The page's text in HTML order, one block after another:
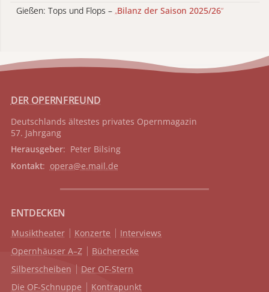
Gießen: Tops und Flops – „Bilanz der Saison 2025/26“
DER OPERNFREUND
Deutschlands ältestes privates Opernmagazin
57. Jahrgang
Herausgeber: Peter Bilsing
Kontakt: opera@e.mail.de
ENTDECKEN
Musiktheater Konzerte
Interviews
Opernhäuser A–Z
Bücherecke
Silberscheiben
Der OF-Stern
Die OF-Schnuppe
Kontrapunkt